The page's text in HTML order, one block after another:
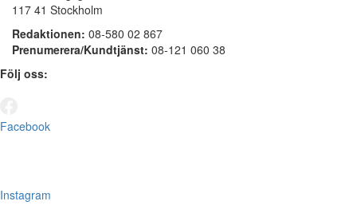
117 41 Stockholm
Redaktionen: 08-580 02 867
Prenumerera/Kundtjänst: 08-121 060 38
Följ oss:
Facebook
Instagram